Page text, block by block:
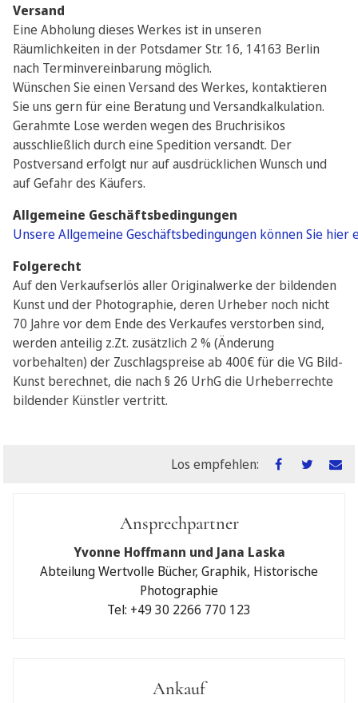
Versand
Eine Abholung dieses Werkes ist in unseren
Räumlichkeiten in der Potsdamer Str. 16, 14163 Berlin
nach Terminvereinbarung möglich.
Wünschen Sie einen Versand des Werkes, kontaktieren
Sie uns gern für eine Beratung und Versandkalkulation.
Gerahmte Lose werden wegen des Bruchrisikos
ausschließlich durch eine Spedition versandt. Der
Postversand erfolgt nur auf ausdrücklichen Wunsch und
auf Gefahr des Käufers.
Allgemeine Geschäftsbedingungen
Unsere Allgemeine Geschäftsbedingungen können Sie hier
Folgerecht
Auf den Verkaufserlös aller Originalwerke der bildenden
Kunst und der Photographie, deren Urheber noch nicht
70 Jahre vor dem Ende des Verkaufes verstorben sind,
werden anteilig z.Zt. zusätzlich 2 % (Änderung
vorbehalten) der Zuschlagspreise ab 400€ für die VG Bild-
Kunst berechnet, die nach § 26 UrhG die Urheberrechte
bildender Künstler vertritt.
Los empfehlen:
Gebot einreichen
unter Anerkennung derAllgemeinen Geschäftsbedingungen
der Jeschke van Vliet Auctions Berlin GmbH möchte ich an
Ihrer Auktion teilnehmen.
Ansprechpartner
Yvonne Hoffmann und Jana Laska
Abteilung Wertvolle Bücher, Graphik, Historische
Photographie
Tel: +49 30 2266 770 123
Ankauf